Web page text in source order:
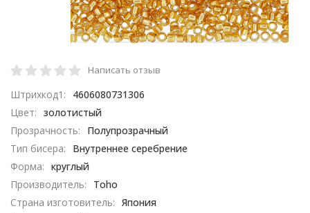
Написать отзыв
Штрихкод1:
4606080731306
Цвет: золотистый
Прозрачность:
Полупрозрачный
Тип бисера:
Внутреннее серебрение
Форма: круглый
Производитель:
Toho
Страна изготовитель: Япония